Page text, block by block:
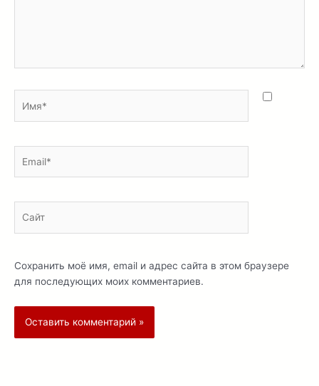
Сохранить моё имя, email и адрес сайта в этом браузере
для последующих моих комментариев.